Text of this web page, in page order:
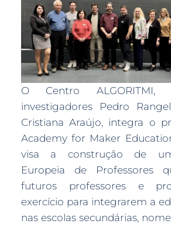
O Centro ALGORITMI,
investigadores Pedro
Cristiana Araújo, integra o
Academy for Maker
visa a construção de
Europeia de Professores
futuros professores e
exercício para integrarem a
nas escolas secundárias,